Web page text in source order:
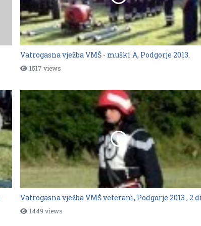
Vatrogasna vježba VMŠ - muški A, Podgorje 2013.
1517 views
Vatrogasna vježba VMŠ veterani, Podgorje 2013 , 2
1449 views